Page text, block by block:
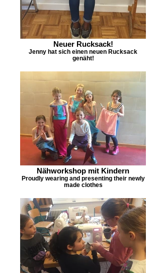
Neuer Rucksack!
Jenny hat sich einen neuen Rucksack
genäht!
Nähworkshop mit Kindern
Proudly wearing and presenting their newly
made clothes